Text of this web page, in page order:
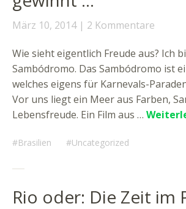
März 10, 2014 2 Kommentare
Wie sieht eigentlich Freude aus? Ich
Sambódromo. Das Sambódromo ist
welches eigens für Karnevals-
Vor uns liegt ein Meer aus Farben,
Lebensfreude. Ein Film aus …
Brasilien Uncategorized
Rio oder: Die Zeit im